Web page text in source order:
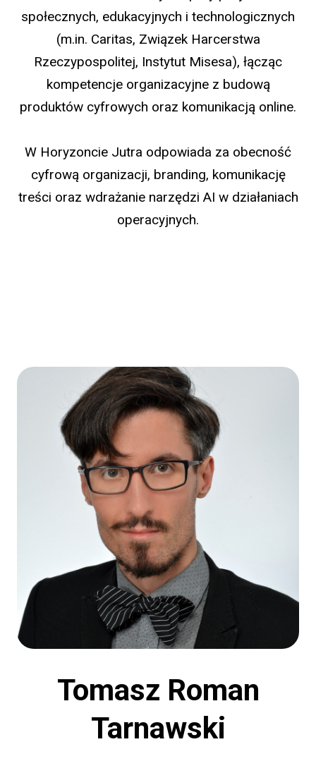
społecznych, edukacyjnych i technologicznych
(m.in. Caritas, Związek Harcerstwa
Rzeczypospolitej, Instytut Misesa), łącząc
kompetencje organizacyjne z budową
produktów cyfrowych oraz komunikacją online.
W Horyzoncie Jutra odpowiada za obecność
cyfrową organizacji, branding, komunikację
treści oraz wdrażanie narzędzi AI w działaniach
operacyjnych.
Tomasz Roman
Tarnawski